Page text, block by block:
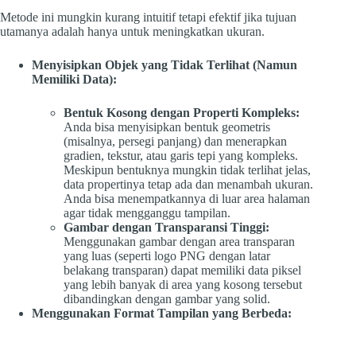
Metode ini mungkin kurang intuitif tetapi efektif jika tujuan
utamanya adalah hanya untuk meningkatkan ukuran.
Menyisipkan Objek yang Tidak Terlihat (Namun
Memiliki Data):
Bentuk Kosong dengan Properti Kompleks:
Anda bisa menyisipkan bentuk geometris
(misalnya, persegi panjang) dan menerapkan
gradien, tekstur, atau garis tepi yang kompleks.
Meskipun bentuknya mungkin tidak terlihat jelas,
data propertinya tetap ada dan menambah ukuran.
Anda bisa menempatkannya di luar area halaman
agar tidak mengganggu tampilan.
Gambar dengan Transparansi Tinggi:
Menggunakan gambar dengan area transparan
yang luas (seperti logo PNG dengan latar
belakang transparan) dapat memiliki data piksel
yang lebih banyak di area yang kosong tersebut
dibandingkan dengan gambar yang solid.
Menggunakan Format Tampilan yang Berbeda: